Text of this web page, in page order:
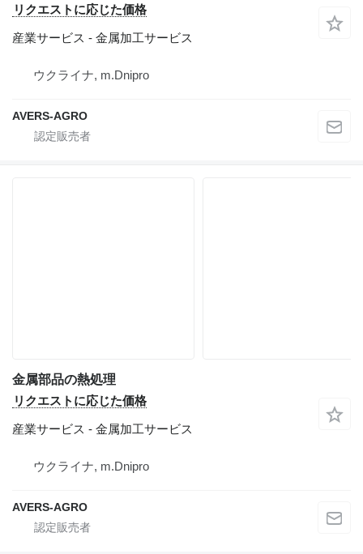
リクエストに応じた価格
産業サービス - 金属加工サービス
ウクライナ, m.Dnipro
AVERS-AGRO
金属部品の熱処理
リクエストに応じた価格
産業サービス - 金属加工サービス
ウクライナ, m.Dnipro
AVERS-AGRO